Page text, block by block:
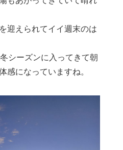
迎えられてイイ週末のは
シーズンに入ってきて朝
感になっていますね。